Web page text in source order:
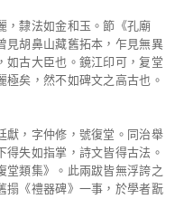
，隸法如金和玉。節《孔廟
見胡鼻山藏舊拓本，乍見無異
如古大臣也。鏡江印可，复堂
矣，然不如碑文之高古也。
獻，字仲修，號復堂。同治舉
失如指掌，詩文皆得古法。
堂類集》。此兩跋皆無浮誇之
搨《禮器碑》一事，於學者翫